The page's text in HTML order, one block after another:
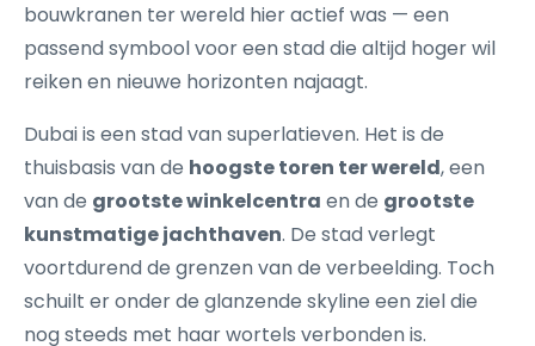
bouwkranen ter wereld hier actief was — een
passend symbool voor een stad die altijd hoger wil
reiken en nieuwe horizonten najaagt.
Dubai is een stad van superlatieven. Het is de
thuisbasis van de hoogste toren ter wereld, een
van de grootste winkelcentra en de grootste
kunstmatige jachthaven. De stad verlegt
voortdurend de grenzen van de verbeelding. Toch
schuilt er onder de glanzende skyline een ziel die
nog steeds met haar wortels verbonden is.